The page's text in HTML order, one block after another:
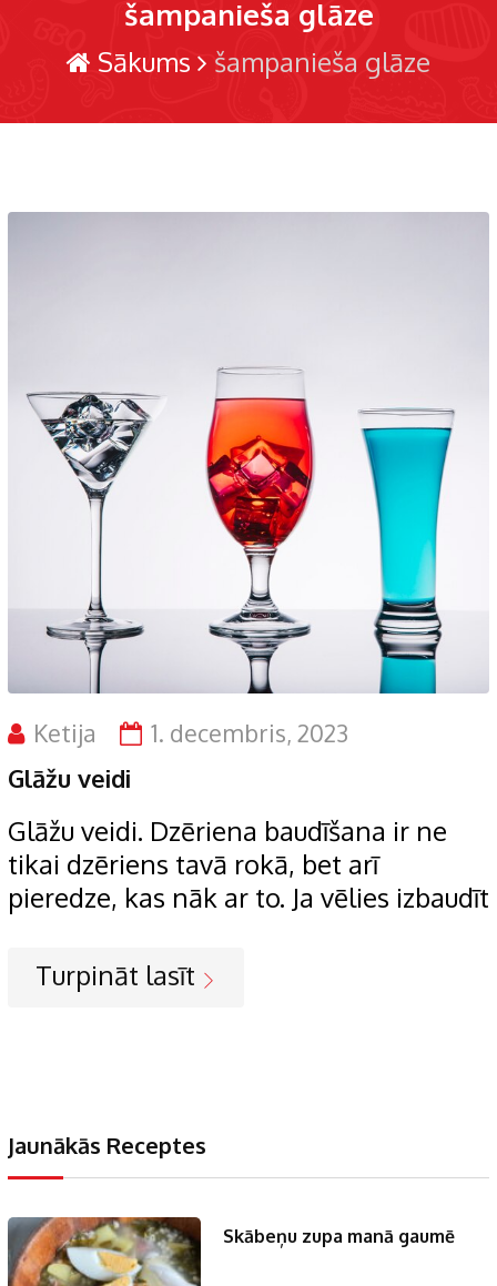
šampanieša glāze
Sākums šampanieša glāze
Ketija 1. decembris, 2023
Glāžu veidi
Glāžu veidi. Dzēriena baudīšana ir ne
tikai dzēriens tavā rokā, bet arī
pieredze, kas nāk ar to. Ja vēlies izbaudīt
Turpināt lasīt
Jaunākās Receptes
Skābeņu zupa manā gaumē